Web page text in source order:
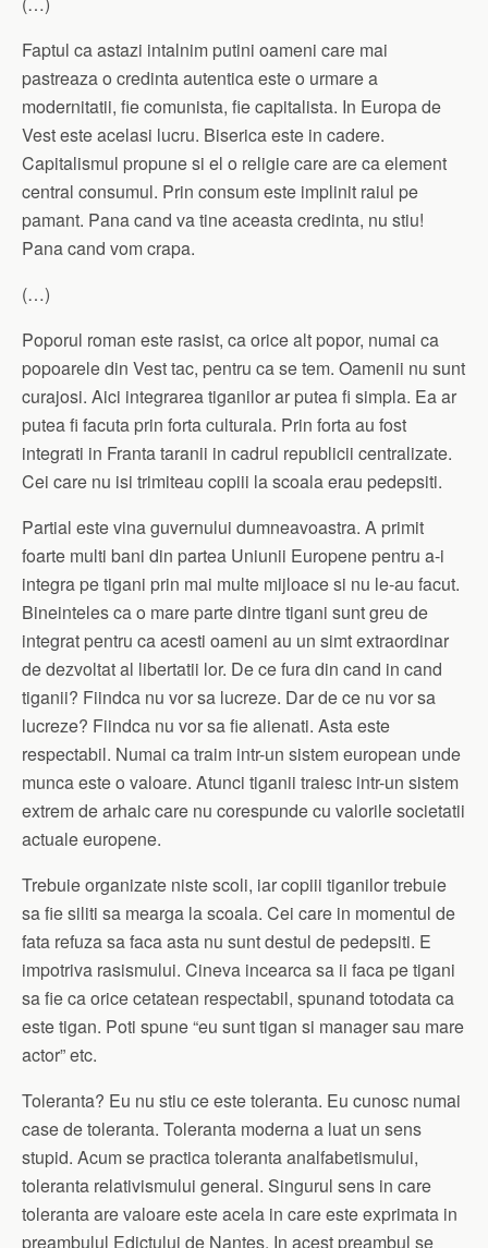
Faptul ca astazi intalnim putini oameni care mai
pastreaza o credinta autentica este o urmare a
modernitatii, fie comunista, fie capitalista. In Europa de
Vest este acelasi lucru. Biserica este in cadere.
Capitalismul propune si el o religie care are ca element
central consumul. Prin consum este implinit raiul pe
pamant. Pana cand va tine aceasta credinta, nu stiu!
Pana cand vom crapa.
(…)
Poporul roman este rasist, ca orice alt popor, numai ca
popoarele din Vest tac, pentru ca se tem. Oamenii nu sunt
curajosi. Aici integrarea tiganilor ar putea fi simpla. Ea ar
putea fi facuta prin forta culturala. Prin forta au fost
integrati in Franta taranii in cadrul republicii centralizate.
Cei care nu isi trimiteau copiii la scoala erau pedepsiti.
Partial este vina guvernului dumneavoastra. A primit
foarte multi bani din partea Uniunii Europene pentru a-i
integra pe tigani prin mai multe mijloace si nu le-au facut.
Bineinteles ca o mare parte dintre tigani sunt greu de
integrat pentru ca acesti oameni au un simt extraordinar
de dezvoltat al libertatii lor. De ce fura din cand in cand
tiganii? Fiindca nu vor sa lucreze. Dar de ce nu vor sa
lucreze? Fiindca nu vor sa fie alienati. Asta este
respectabil. Numai ca traim intr-un sistem european unde
munca este o valoare. Atunci tiganii traiesc intr-un sistem
extrem de arhaic care nu corespunde cu valorile societatii
actuale europene.
Trebuie organizate niste scoli, iar copiii tiganilor trebuie
sa fie siliti sa mearga la scoala. Cei care in momentul de
fata refuza sa faca asta nu sunt destul de pedepsiti. E
impotriva rasismului. Cineva incearca sa ii faca pe tigani
sa fie ca orice cetatean respectabil, spunand totodata ca
este tigan. Poti spune “eu sunt tigan si manager sau mare
actor” etc.
Toleranta? Eu nu stiu ce este toleranta. Eu cunosc numai
case de toleranta. Toleranta moderna a luat un sens
stupid. Acum se practica toleranta analfabetismului,
toleranta relativismului general. Singurul sens in care
toleranta are valoare este acela in care este exprimata in
preambulul Edictului de Nantes. In acest preambul se